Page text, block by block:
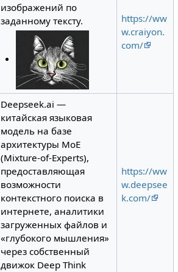
изображений по
заданному тексту.
https://ww
w.craiyon.
com/
Deepseek.ai —
китайская языковая
модель на базе
архитектуры MoE
(Mixture-of-Experts),
предоставляющая
возможности
контекстного поиска в
интернете, аналитики
загруженных файлов и
«глубокого мышления»
через собственный
движок Deep Think
https://ww
w.deepsee
k.com/